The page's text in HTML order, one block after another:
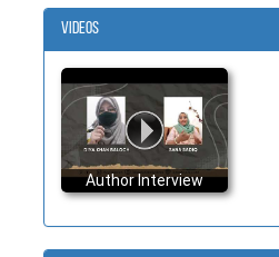
Videos
Author Interview